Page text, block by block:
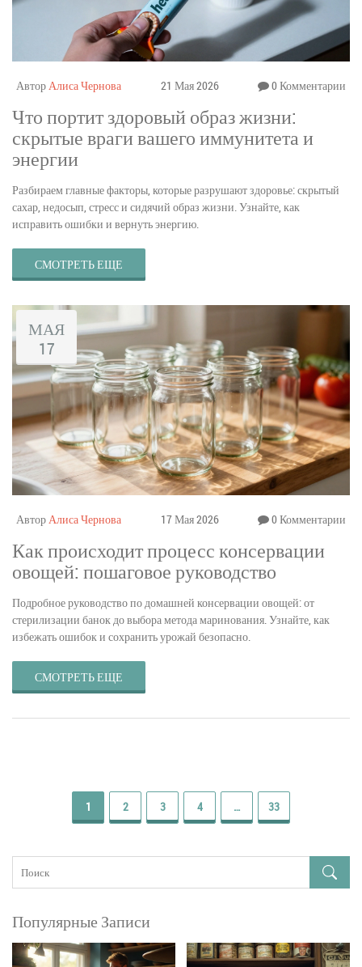
АвторАлиса Чернова 21 Мая 2026 0 Комментарии
Что портит здоровый образ жизни:
скрытые враги вашего иммунитета и
энергии
Разбираем главные факторы, которые разрушают здоровье: скрытый
сахар, недосып, стресс и сидячий образ жизни. Узнайте, как
исправить ошибки и вернуть энергию.
СМОТРЕТЬ ЕЩЕ
МАЯ
17
АвторАлиса Чернова 17 Мая 2026 0 Комментарии
Как происходит процесс консервации
овощей: пошаговое руководство
Подробное руководство по домашней консервации овощей: от
стерилизации банок до выбора метода маринования. Узнайте, как
избежать ошибок и сохранить урожай безопасно.
СМОТРЕТЬ ЕЩЕ
1 2 3 4 … 33
Популярные Записи